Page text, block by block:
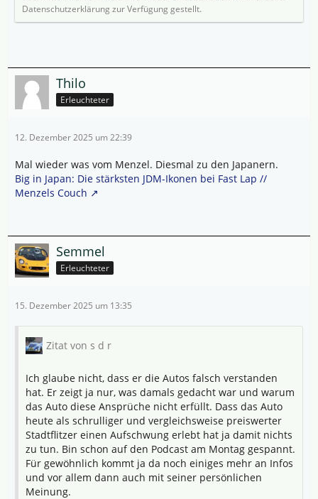
Datenschutzerklärung zur Verfügung gestellt.
Thilo
Erleuchteter
12. Dezember 2025 um 22:39
Mal wieder was vom Menzel. Diesmal zu den Japanern.
Big in Japan: Die stärksten JDM-Ikonen bei Fast Lap //
Menzels Couch
Semmel
Erleuchteter
15. Dezember 2025 um 13:35
Zitat von s d r
Ich glaube nicht, dass er die Autos falsch verstanden
hat. Er zeigt ja nur, was damals gedacht war und warum
das Auto diese Ansprüche nicht erfüllt. Dass das Auto
heute als schrulliger und vergleichsweise preiswerter
Stadtflitzer einen Aufschwung erlebt hat ja damit nichts
zu tun. Bin schon auf den Podcast am Montag gespannt.
Für gewöhnlich kommt ja da noch einiges mehr an Infos
und vor allem dann auch mit seiner persönlichen
Meinung.